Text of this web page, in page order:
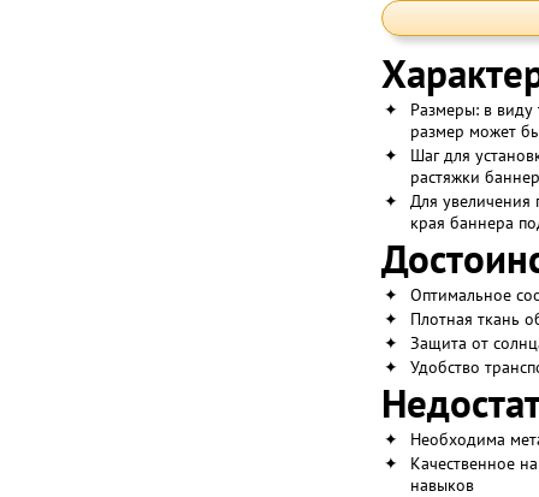
✦
Размеры: в виду
размер может
✦
Шаг для
растяжки
✦
Для увеличения
края баннера
✦
Оптимальное
✦
Плотная ткань
✦
Защита от
✦
Удобство
✦
Необходима
✦
Качественное
навыков